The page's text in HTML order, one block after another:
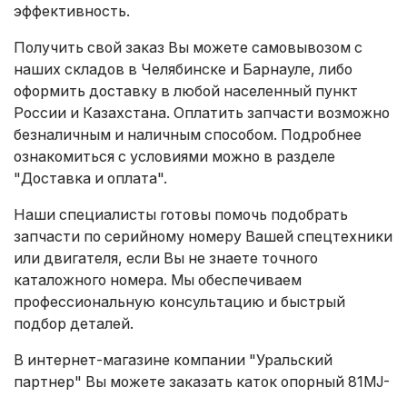
эффективность.
Получить свой заказ Вы можете самовывозом с
наших складов в Челябинске и Барнауле, либо
оформить доставку в любой населенный пункт
России и Казахстана. Оплатить запчасти возможно
безналичным и наличным способом. Подробнее
ознакомиться с условиями можно в разделе
"Доставка и оплата".
Наши специалисты готовы помочь подобрать
запчасти по серийному номеру Вашей спецтехники
или двигателя, если Вы не знаете точного
каталожного номера. Мы обеспечиваем
профессиональную консультацию и быстрый
подбор деталей.
В интернет-магазине компании "Уральский
партнер" Вы можете заказать каток опорный 81MJ-